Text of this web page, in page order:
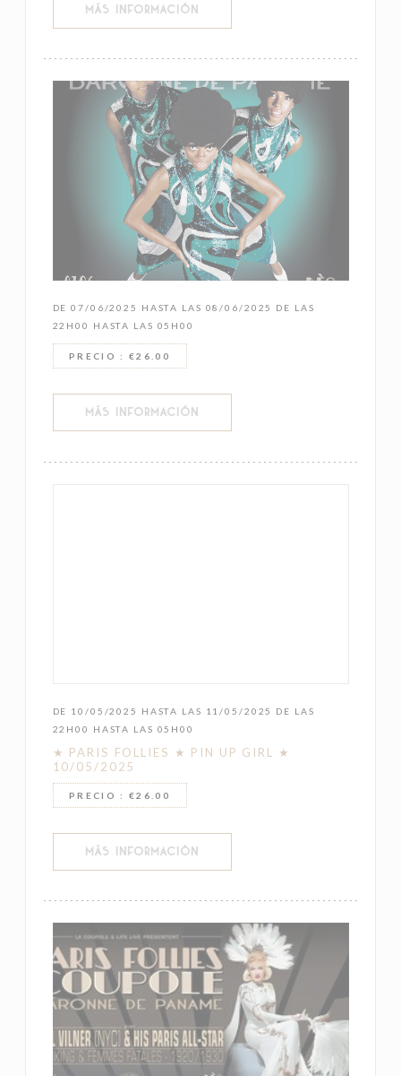
MÁS INFORMACIÓN
DE 07/06/2025 HASTA LAS 08/06/2025 DE LAS
22H00 HASTA LAS 05H00
PRECIO : €26.00
MÁS INFORMACIÓN
DE 10/05/2025 HASTA LAS 11/05/2025 DE LAS
22H00 HASTA LAS 05H00
★ PARIS FOLLIES ★ PIN UP GIRL ★
10/05/2025
PRECIO : €26.00
MÁS INFORMACIÓN